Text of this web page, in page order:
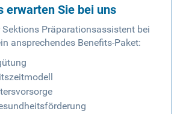
erwarten Sie bei uns
Präparationsassistent bei
ansprechendes Benefits-Paket: